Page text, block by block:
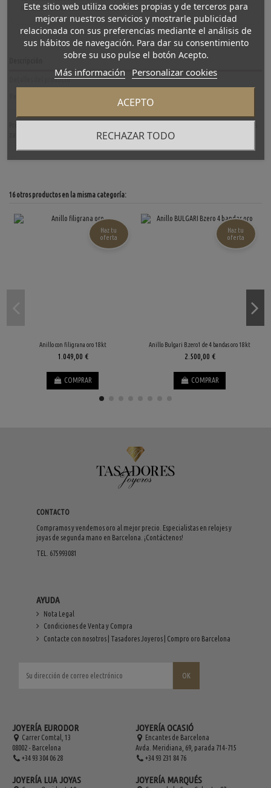
No se descuenta automáticamente del carrito.
Detalles del producto
16 otros productos en la misma categoría:
Anillo con filigrana oro 18kt
1.049,00 €
COMPRAR
Haz tu
oferta
Anillo Bulgari B.zero1 de 4 bandas oro 18kt
2.500,00 €
COMPRAR
Haz tu
oferta
CONTACTO
Compramos y vendemos oro al mejor precio. Especialistas en relojes y
joyas de segunda mano en Barcelona. ¡Contáctenos!
TEL. 675993081
AYUDA
Nota Legal
Condiciones de Venta y Compra
Contacte con nosotros | Tasadores Joyeros | Compro oro Barcelona
JOYERÍA EURODOR
Carrer Comtal, 13
08002 - Barcelona
+34 93 304 06 28
JOYERÍA LUA JOYAS
JOYERÍA OCASIÓ
Encantes de Barcelona
Avda. Meridiana, 69, parada 714-715
+34 93 231 84 76
JOYERÍA MARQUÉS
Este sitio web utiliza cookies propias y de terceros para
mejorar nuestros servicios y mostrarle publicidad
relacionada con sus preferencias mediante el análisis de
sus hábitos de navegación. Para dar su consentimiento
sobre su uso pulse el botón Acepto.
Más información Personalizar cookies
RECHAZAR TODO
ACEPTO